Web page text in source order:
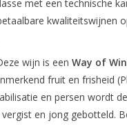
met een technische
kwaliteitswijnen
wijn is een Way of
fruit en frisheid
en persen wordt
en jong gebotteld.